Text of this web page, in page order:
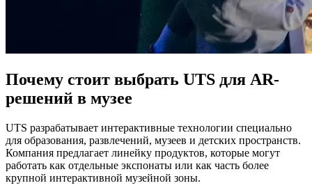
Почему стоит выбрать UTS для AR-
решений в музее
UTS разрабатывает интерактивные технологии специально
для образования, развлечений, музеев и детских пространств.
Компания предлагает линейку продуктов, которые могут
работать как отдельные экспонаты или как часть более
крупной интерактивной музейной зоны.